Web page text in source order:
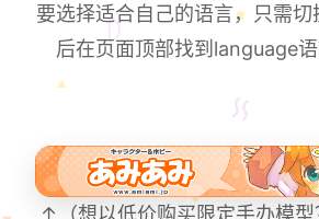
要选择适合自己的语言，只需
后在页面顶部找到language语
↑（想以低价购买限定手办模型